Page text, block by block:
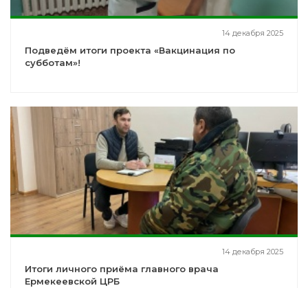
14 декабря 2025
Подведём итоги проекта «Вакцинация по
субботам»!
14 декабря 2025
Итоги личного приёма главного врача
Ермекеевской ЦРБ